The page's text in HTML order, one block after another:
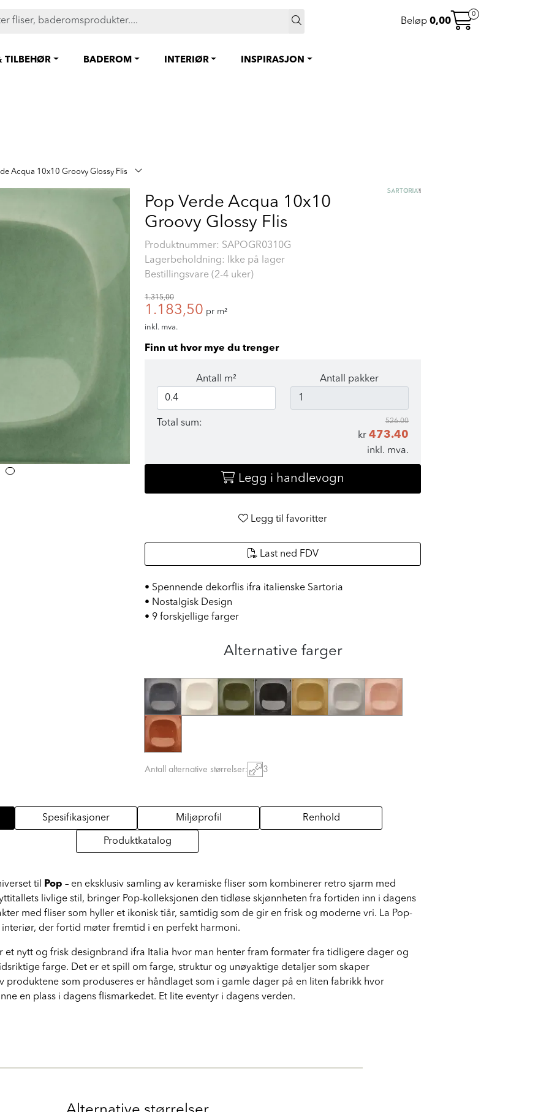
Beløp 0,00
0
TILBEHØR BADEROM INTERIØR INSPIRASJON
Acqua 10x10 Groovy Glossy Flis
Pop Verde Acqua 10x10
Groovy Glossy Flis
Produktnummer: SAPOGR0310G
Lagerbeholdning: Ikke på lager
Bestillingsvare (2-4 uker)
1.315,00
1.183,50 pr m²
inkl. mva.
Finn ut hvor mye du trenger
Antall m² Antall pakker
Total sum: 526.00
kr 473.40
inkl. mva.
Legg i handlevogn
Legg til favoritter
Last ned FDV
• Spennende dekorflis ifra italienske Sartoria
• Nostalgisk Design
• 9 forskjellige farger
Alternative farger
Antall alternative størrelser: 3
Spesifikasjoner Miljøprofil Renhold
Produktkatalog
til Pop – en eksklusiv samling av keramiske fliser som kombinerer retro sjarm med
livlige stil, bringer Pop-kolleksjonen den tidløse skjønnheten fra fortiden inn i dagens
med fliser som hyller et ikonisk tiår, samtidig som de gir en frisk og moderne vri. La Pop-
der fortid møter fremtid i en perfekt harmoni.
et nytt og frisk designbrand ifra Italia hvor man henter fram formater fra tidligere dager og
farge. Det er et spill om farge, struktur og unøyaktige detaljer som skaper
produktene som produseres er håndlaget som i gamle dager på en liten fabrikk hvor
en plass i dagens flismarkedet. Et lite eventyr i dagens verden.